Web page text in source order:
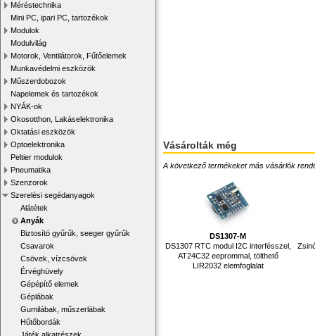
Méréstechnika
Mini PC, ipari PC, tartozékok
Modulok
Modulvilág
Motorok, Ventilátorok, Fűtőelemek
Munkavédelmi eszközök
Műszerdobozok
Napelemek és tartozékok
NYÁK-ok
Okosotthon, Lakáselektronika
Oktatási eszközök
Optoelektronika
Peltier modulok
Pneumatika
Szenzorok
Szerelési segédanyagok
Alátétek
Anyák
Biztosító gyűrűk, seeger gyűrűk
Csavarok
Csövek, vízcsövek
Érvéghüvely
Gépépítő elemek
Géplábak
Gumilábak, műszerlábak
Hűtőbordák
Vásárolták még
A következő termékeket más vásárlók
DS1307-M
DS1307 RTC modul I2C interfésszel,
AT24C32 eeprommal, tölthető
LIR2032 elemfoglalat